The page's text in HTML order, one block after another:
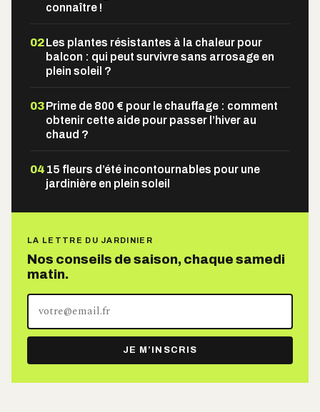
connaître !
02Les plantes résistantes à la chaleur pour
balcon : qui peut survivre sans arrosage en
plein soleil ?
03Prime de 800 € pour le chauffage : comment
obtenir cette aide pour passer l’hiver au
chaud ?
04 15 fleurs d’été incontournables pour une
jardinière en plein soleil
LA LETTRE DU JARDINIER
Nos conseils de saison, chaque samedi
matin.
Votre
adresse
e-
mail
JE M’INSCRIS